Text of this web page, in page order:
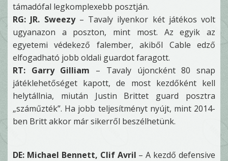
támadófal legkomplexebb posztján.
RG: JR. Sweezy– Tavaly ilyenkor két játékos volt
ugyanazon a poszton, mint most. Az egyik az
egyetemi védekező falember, akiből Cable edző
elfogadható jobb oldali guardot faragott.
RT: Garry Gilliam – Tavaly újoncként 80 snap
játéklehetőséget kapott, de most kezdőként kell
helytállnia, miután Justin Brittet guard posztra
„száműzték”. Ha jobb teljesítményt nyújt, mint 2014-
ben Britt akkor már sikerről beszélhetünk.
DE: Michael Bennett, Clif Avril – A kezdő defensive